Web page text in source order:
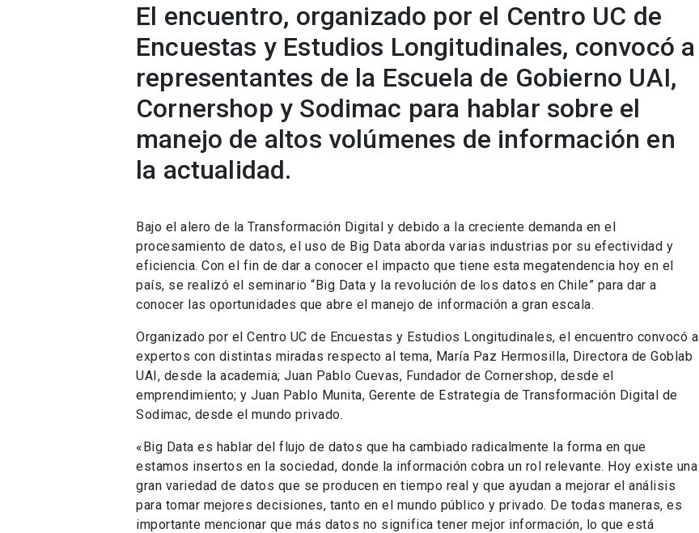
El encuentro, organizado por el Centro UC de
Encuestas y Estudios Longitudinales, convocó a
representantes de la Escuela de Gobierno UAI,
Cornershop y Sodimac para hablar sobre el
manejo de altos volúmenes de información en
la actualidad.
Bajo el alero de la Transformación Digital y debido a la creciente demanda en el
procesamiento de datos, el uso de Big Data aborda varias industrias por su efectividad y
eficiencia. Con el fin de dar a conocer el impacto que tiene esta megatendencia hoy en el
país, se realizó el seminario “Big Data y la revolución de los datos en Chile” para dar a
conocer las oportunidades que abre el manejo de información a gran escala.
Organizado por el Centro UC de Encuestas y Estudios Longitudinales, el encuentro convocó a
expertos con distintas miradas respecto al tema, María Paz Hermosilla, Directora de Goblab
UAI, desde la academia; Juan Pablo Cuevas, Fundador de Cornershop, desde el
emprendimiento; y Juan Pablo Munita, Gerente de Estrategia de Transformación Digital de
Sodimac, desde el mundo privado.
«Big Data es hablar del flujo de datos que ha cambiado radicalmente la forma en que
estamos insertos en la sociedad, donde la información cobra un rol relevante. Hoy existe una
gran variedad de datos que se producen en tiempo real y que ayudan a mejorar el análisis
para tomar mejores decisiones, tanto en el mundo público y privado. De todas maneras, es
importante mencionar que más datos no significa tener mejor información, lo que está